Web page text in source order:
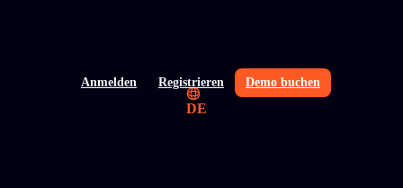
Anmelden Registrieren Demo buchen
DE